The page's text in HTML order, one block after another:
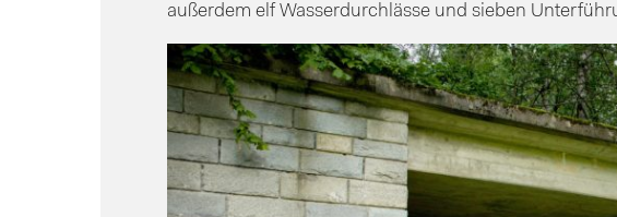
außerdem elf Wasserdurchlässe und sieben